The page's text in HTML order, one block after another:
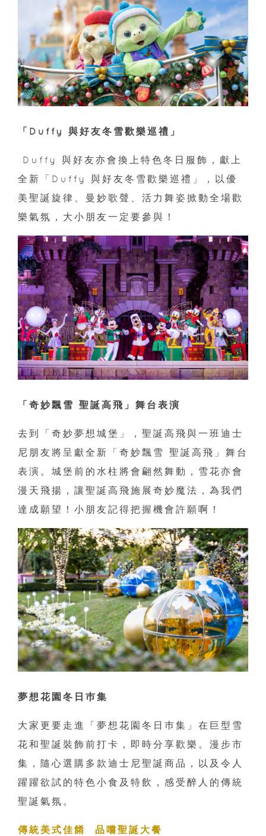
「Duffy 與好友冬雪歡樂巡禮」
Duffy 與好友亦會換上特色冬日服飾，獻上
全新「Duffy 與好友冬雪歡樂巡禮」，以優
美聖誕旋律、曼妙歌聲、活力舞姿掀動全場歡
樂氣氛，大小朋友一定要參與！
「奇妙飄雪 聖誕高飛」舞台表演
去到「奇妙夢想城堡」，聖誕高飛與一班迪士
尼朋友將呈獻全新「奇妙飄雪 聖誕高飛」舞台
表演。城堡前的水柱將會翩然舞動，雪花亦會
漫天飛揚，讓聖誕高飛施展奇妙魔法，為我們
達成願望！小朋友記得把握機會許願啊！
夢想花園冬日巿集
大家更要走進「夢想花園冬日巿集」在巨型雪
花和聖誕裝飾前打卡，即時分享歡樂。漫步市
集，隨心選購多款迪士尼聖誕商品，以及令人
躍躍欲試的特色小食及特飲，感受醉人的傳統
聖誕氣氛。
傳統美式佳餚 品嚐聖誕大餐